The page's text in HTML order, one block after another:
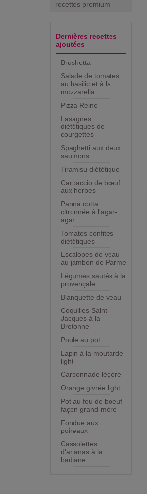
recettes premium
Dernières recettes
ajoutées
Brushetta
Salade de tomates
au basilic et à la
mozzarella
Pizza Reine
Lasagnes
diététiques de
courgettes
Spaghetti aux deux
saumons
Tiramisu diététique
Carpaccio de bœuf
aux herbes
Panna cotta
citronnée à l'agar-
agar
Tomates confites
diététiques
Escalopes de veau
au jambon de Parme
Légumes sautés à la
provençale
Blanquette de veau
Coquilles Saint-
Jacques à la
Bretonne
Poule au pot
Lapin à la moutarde
light
Carbonnade légère
Orange givrée light
Pot au feu de boeuf
façon grand-mère
Fondue aux
poireaux
Cassolettes
d'ananas à la
badiane